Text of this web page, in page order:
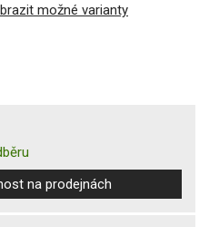
možné varianty
na prodejnách